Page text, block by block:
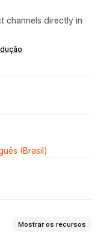
channels directly in
(Brasil)
Mostrar os recursos